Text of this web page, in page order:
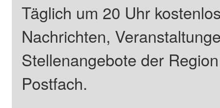
Täglich um 20 Uhr
Nachrichten,
Stellenangebote der
Postfach.